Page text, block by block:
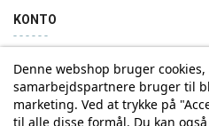
KONTO
Min konto Ordrehistorik
Denne webshop bruger cookies,
samarbejdspartnere bruger til
marketing. Ved at trykke på
til alle disse formål. Du kan